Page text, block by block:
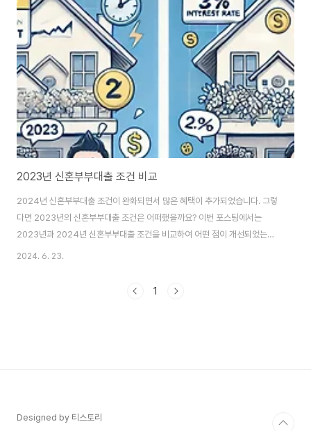
저금리로 대출을 받을 수 있습니다. 이를 통해 월 상환 부담이 크게 줄어듭니다.
상환 조건 완화상환 기간이 기존 최대 20년에서 30년으로 연장되었습니다.
월 상환 금액이 줄어들어 재정적 부담이 줄어듭니다.자격 요건 완화자격 요건
이 결혼 5년 이내에서 ..
2023년 신혼부부대출 조건 비교
2024년 신혼부부대출 조건이 완화되면서 많은 혜택이 추가되었습니다. 그렇
다면 2023년의 신혼부부대출 조건은 어떠했을까요? 이번 포스팅에서는
2023년과 2024년 신혼부부대출 조건을 비교하여 어떤 점이 개선되었는지
살펴보겠습니다. 대출 한도 비교2023년 신혼부부대출 한도는 최대 2억 원이
2024. 6. 23.
1
Designed by 티스토리